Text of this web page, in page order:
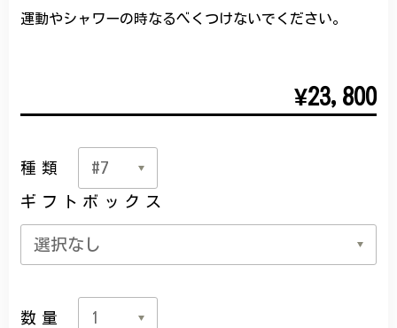
運動やシャワーの時なるべくつけないでください。
¥23,800
種類
ギフトボックス
数量